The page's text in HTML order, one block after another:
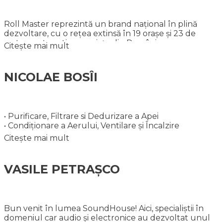
Roll Master reprezintă un brand național în plină
dezvoltare, cu o rețea extinsă în 19 orașe și 23 de
restaurante active pe piața din România.
Citește mai mult
NICOLAE BOSÎI
• Purificare, Filtrare si Dedurizare a Apei
• Condiționare a Aerului, Ventilare și Încalzire
Citește mai mult
VASILE PETRAȘCO
Bun venit în lumea SoundHouse! Aici, specialiștii în
domeniul car audio și electronice au dezvoltat unul